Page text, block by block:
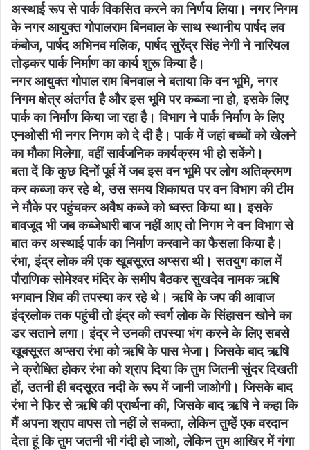
अस्थाई रूप से पार्क विकसित करने का निर्णय लिया। नगर निगम
के नगर आयुक्त गोपालराम बिनवाल के साथ स्थानीय पार्षद लव
कंबोज, पार्षद अभिनव मलिक, पार्षद सुरेंद्र सिंह नेगी ने नारियल
तोड़कर पार्क निर्माण का कार्य शुरू किया है।
नगर आयुक्त गोपाल राम बिनवाल ने बताया कि वन भूमि, नगर
निगम क्षेत्र अंतर्गत है और इस भूमि पर कब्जा ना हो, इसके लिए
पार्क का निर्माण किया जा रहा है। विभाग ने पार्क निर्माण के लिए
एनओसी भी नगर निगम को दे दी है। पार्क में जहां बच्चों को खेलने
का मौका मिलेगा, वहीं सार्वजनिक कार्यक्रम भी हो सकेंगे।
बता दें कि कुछ दिनों पूर्व में जब इस वन भूमि पर लोग अतिक्रमण
कर कब्जा कर रहे थे, उस समय शिकायत पर वन विभाग की टीम
ने मौके पर पहुंचकर अवैध कब्जे को ध्वस्त किया था। इसके
बावजूद भी जब कब्जेधारी बाज नहीं आए तो निगम ने वन विभाग से
बात कर अस्थाई पार्क का निर्माण करवाने का फैसला किया है।
रंभा, इंद्र लोक की एक खूबसूरत अप्सरा थी। सतयुग काल में
पौराणिक सोमेश्वर मंदिर के समीप बैठकर सुखदेव नामक ऋषि
भगवान शिव की तपस्या कर रहे थे। ऋषि के जप की आवाज
इंद्रलोक तक पहुंची तो इंद्र को स्वर्ग लोक के सिंहासन खोने का
डर सताने लगा। इंद्र ने उनकी तपस्या भंग करने के लिए सबसे
खूबसूरत अप्सरा रंभा को ऋषि के पास भेजा। जिसके बाद ऋषि
ने क्रोधित होकर रंभा को श्राप दिया कि तुम जितनी सुंदर दिखती
हों, उतनी ही बदसूरत नदी के रूप में जानी जाओगी। जिसके बाद
रंभा ने फिर से ऋषि की प्रार्थना की, जिसके बाद ऋषि ने कहा कि
मैं अपना श्राप वापस तो नहीं ले सकता, लेकिन तुम्हें एक वरदान
देता हूं कि तुम जतनी भी गंदी हो जाओ, लेकिन तुम आखिर में गंगा